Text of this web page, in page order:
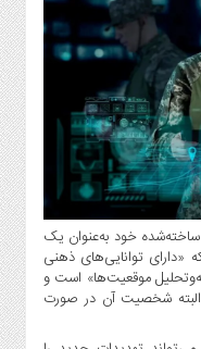
خود به‌عنوان یک
«دارای توانایی‌های ذهنی
موقعیت‌ها» است و
شخصیت آن در صورت